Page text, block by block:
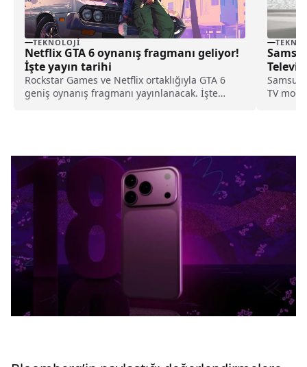
TEKNOLOJI
Netflix GTA 6 oynanış fragmanı geliyor!
İşte yayın tarihi
Rockstar Games ve Netflix ortaklığıyla GTA 6
geniş oynanış fragmanı yayınlanacak. İşte
TV